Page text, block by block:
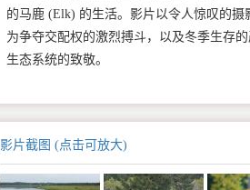
的马鹿 (Elk) 的生活。影片以令人惊叹的
为争夺交配权的激烈搏斗，以及冬季生存
生态系统的致敬。
影片截图 (点击可放大)